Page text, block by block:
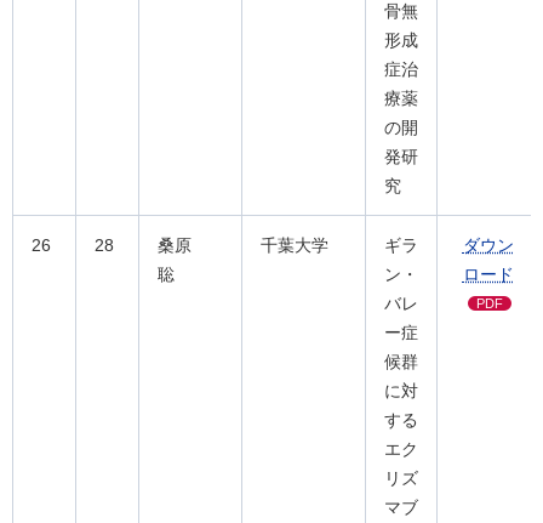
骨無
形成
症治
療薬
の開
発研
究
26 28
桑原
聡
千葉大学
ギラ
ン・
バレ
ー症
候群
に対
する
エク
リズ
マブ
ダウン
ロード
PDF